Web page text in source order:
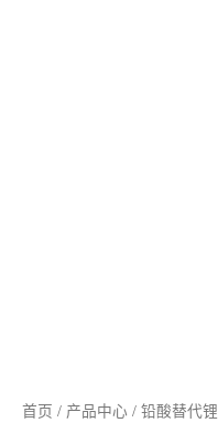
首页 / 产品中心 / 铅酸替代锂